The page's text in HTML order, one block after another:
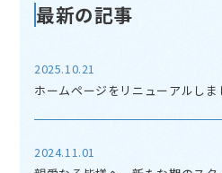
最新の記事
2025.10.21
ホームページをリニューアルしま
2024.11.01